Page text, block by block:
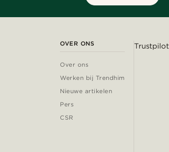
OVER ONS
Over ons
Werken bij Trendhim
Nieuwe artikelen
Pers
CSR
Trustpilot